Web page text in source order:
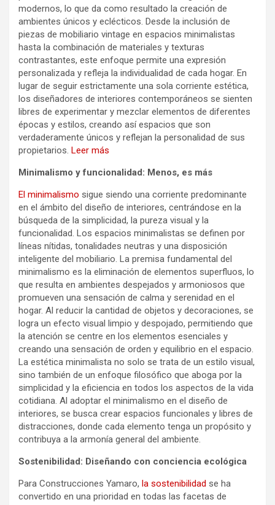
modernos, lo que da como resultado la creación de
ambientes únicos y eclécticos. Desde la inclusión de
piezas de mobiliario vintage en espacios minimalistas
hasta la combinación de materiales y texturas
contrastantes, este enfoque permite una expresión
personalizada y refleja la individualidad de cada hogar. En
lugar de seguir estrictamente una sola corriente estética,
los diseñadores de interiores contemporáneos se sienten
libres de experimentar y mezclar elementos de diferentes
épocas y estilos, creando así espacios que son
verdaderamente únicos y reflejan la personalidad de sus
propietarios. Leer más
Minimalismo y funcionalidad: Menos, es más
El minimalismo sigue siendo una corriente predominante
en el ámbito del diseño de interiores, centrándose en la
búsqueda de la simplicidad, la pureza visual y la
funcionalidad. Los espacios minimalistas se definen por
líneas nítidas, tonalidades neutras y una disposición
inteligente del mobiliario. La premisa fundamental del
minimalismo es la eliminación de elementos superfluos, lo
que resulta en ambientes despejados y armoniosos que
promueven una sensación de calma y serenidad en el
hogar. Al reducir la cantidad de objetos y decoraciones, se
logra un efecto visual limpio y despojado, permitiendo que
la atención se centre en los elementos esenciales y
creando una sensación de orden y equilibrio en el espacio.
La estética minimalista no solo se trata de un estilo visual,
sino también de un enfoque filosófico que aboga por la
simplicidad y la eficiencia en todos los aspectos de la vida
cotidiana. Al adoptar el minimalismo en el diseño de
interiores, se busca crear espacios funcionales y libres de
distracciones, donde cada elemento tenga un propósito y
contribuya a la armonía general del ambiente.
Sostenibilidad: Diseñando con conciencia ecológica
Para Construcciones Yamaro, la sostenibilidad se ha
convertido en una prioridad en todas las facetas de